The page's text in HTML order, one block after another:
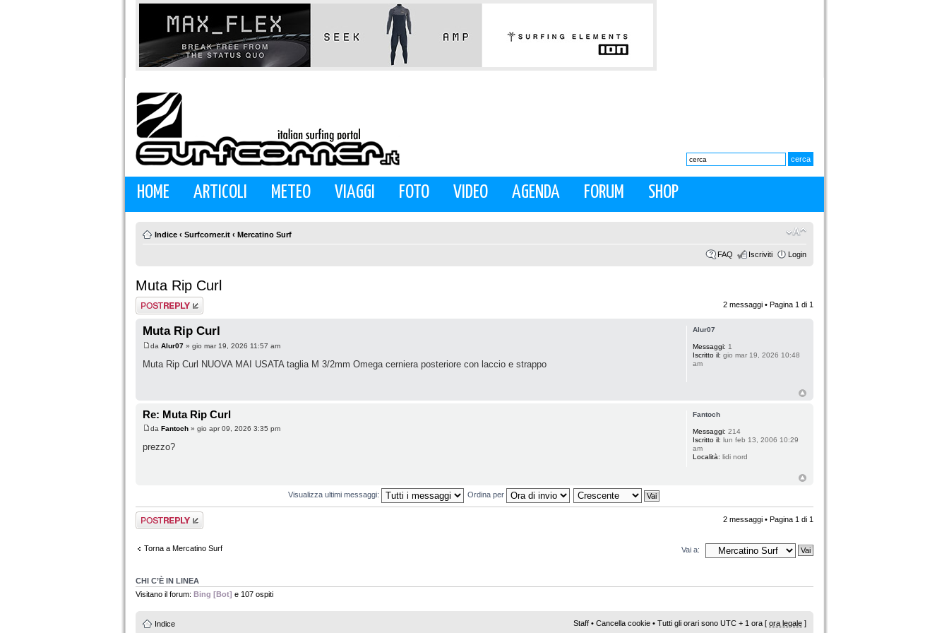
HOME ARTICOLI METEO VIAGGI FOTO VIDEO AGENDA FORUM SHOP
Indice ‹ Surfcorner.it ‹ Mercatino Surf
FAQ Iscriviti Login
Muta Rip Curl
Rispondi al
messaggio
2 messaggi • Pagina 1 di 1
Muta Rip Curl
da Alur07 » gio mar 19, 2026 11:57 am
Muta Rip Curl NUOVA MAI USATA taglia M 3/2mm Omega cerniera posteriore con laccio e strappo
Alur07
Messaggi: 1
Iscritto il: gio mar 19, 2026 10:48
am
Re: Muta Rip Curl
da Fantoch » gio apr 09, 2026 3:35 pm
prezzo?
Fantoch
Messaggi: 214
Iscritto il: lun feb 13, 2006 10:29
am
Località: lidi nord
Visualizza ultimi messaggi: Ordina per
Rispondi al
messaggio
2 messaggi • Pagina 1 di 1
Torna a Mercatino Surf Vai a:
CHI C’È IN LINEA
Visitano il forum: Bing [Bot] e 107 ospiti
Indice Staff • Cancella cookie • Tutti gli orari sono UTC + 1 ora [ ora legale ]